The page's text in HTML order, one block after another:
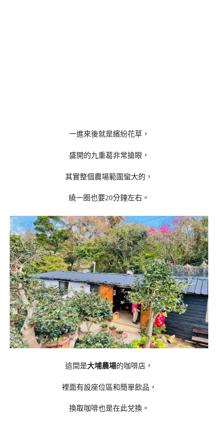
一進來後就是繽紛花草，
盛開的九重葛非常搶眼，
其實整個農場範圍蠻大的，
繞一圈也要20分鐘左右。
這間是大埔農場的咖啡店，
裡面有設座位區和簡單飲品，
換取咖啡也是在此兌換。